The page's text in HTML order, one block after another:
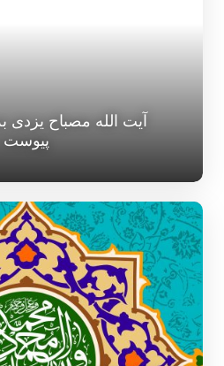
آیت الله مصباح یزدی
پیوست